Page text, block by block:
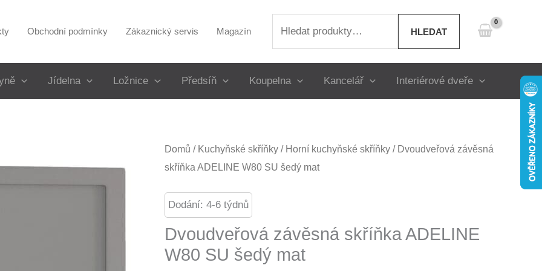
Obchodní podmínky Zákaznický servis Magazín HLEDAT
Jídelna Ložnice Předsíň Koupelna Kancelář Interiérové dveře
Domů / Kuchyňské skříňky / Horní kuchyňské skříňky / Dvoudveřová závěsná
skříňka ADELINE W80 SU šedý mat
Dodání: 4-6 týdnů
Dvoudveřová závěsná skříňka ADELINE
W80 SU šedý mat